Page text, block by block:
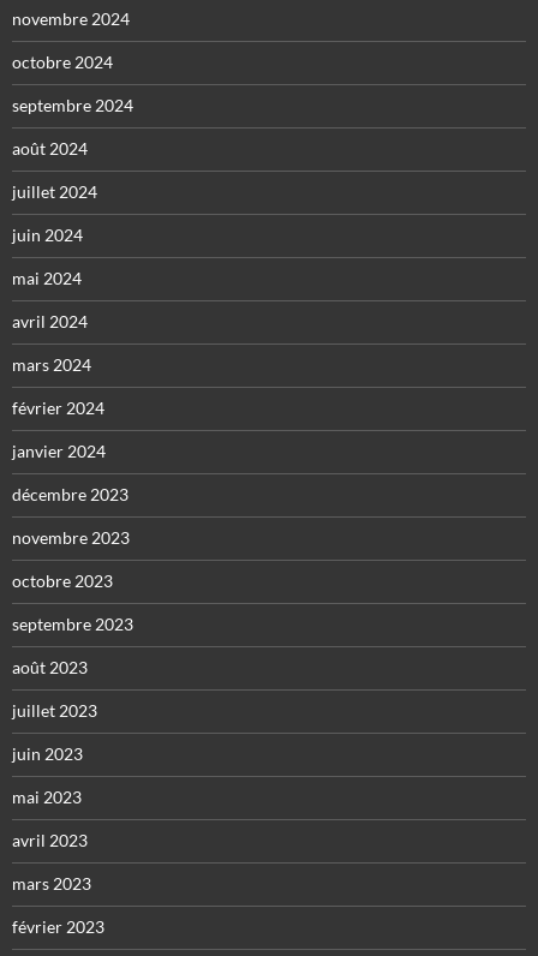
novembre 2024
octobre 2024
septembre 2024
août 2024
juillet 2024
juin 2024
mai 2024
avril 2024
mars 2024
février 2024
janvier 2024
décembre 2023
novembre 2023
octobre 2023
septembre 2023
août 2023
juillet 2023
juin 2023
mai 2023
avril 2023
mars 2023
février 2023